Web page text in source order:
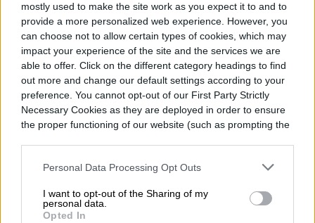
mostly used to make the site work as you expect it to and to
provide a more personalized web experience. However, you
can choose not to allow certain types of cookies, which may
impact your experience of the site and the services we are
able to offer. Click on the different category headings to find
out more and change our default settings according to your
preference. You cannot opt-out of our First Party Strictly
Necessary Cookies as they are deployed in order to ensure
the proper functioning of our website (such as prompting the
Personal Data Processing Opt Outs
I want to opt-out of the Sharing of my
personal data.
Opted In
manualmente sus pollos una vez para
buscar ácaros. Sin embargo, esta
comercialización aún está lejos. «Nuestro
siguiente paso es evaluar las diferencias
de comportamiento de los pollos usando
estos sensores en aves sanas y no sanas»,